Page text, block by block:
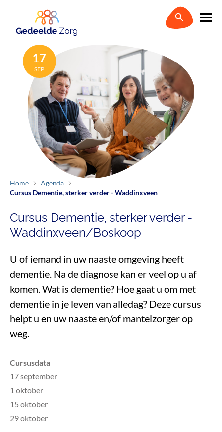
17
SEP
Home
Agenda
Cursus Dementie, sterker verder - Waddinxveen
Cursus Dementie, sterker verder -
Waddinxveen/Boskoop
U of iemand in uw naaste omgeving heeft
dementie. Na de diagnose kan er veel op u af
komen. Wat is dementie? Hoe gaat u om met
dementie in je leven van alledag? Deze cursus
helpt u en uw naaste en/of mantelzorger op
weg.
Cursusdata
17 september
1 oktober
15 oktober
29 oktober